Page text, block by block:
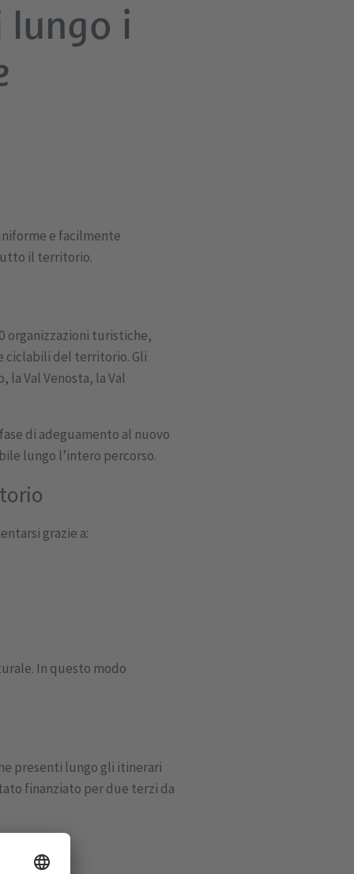
i
e facilmente
il territorio.
organizzazioni turistiche,
ciclabili del territorio. Gli
Val Venosta, la Val
di adeguamento al nuovo
lungo l’intero percorso.
grazie a:
In questo modo
presenti lungo gli itinerari
finanziato per due terzi da